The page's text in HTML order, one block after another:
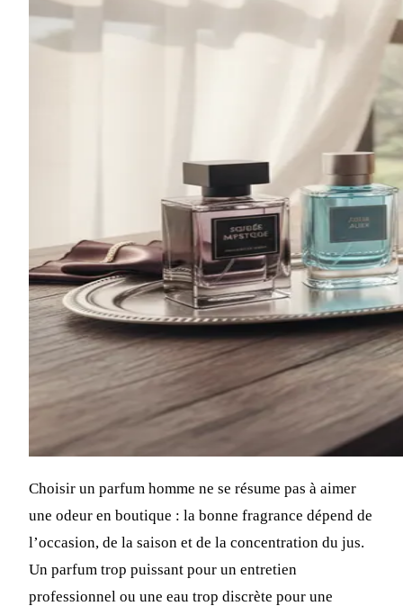
Choisir un parfum homme ne se résume pas à aimer
une odeur en boutique : la bonne fragrance dépend de
l’occasion, de la saison et de la concentration du jus.
Un parfum trop puissant pour un entretien
professionnel ou une eau trop discrète pour une